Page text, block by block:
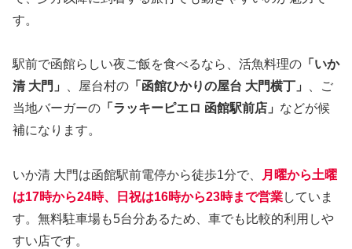
す。
駅前で函館らしい夜ご飯を食べるなら、活魚料理の 「いか
清 大門」
、屋台村の 「函館ひかりの屋台 大門横丁」
、ご
当地バーガーの 「ラッキーピエロ 函館駅前店」 などが候
補になります。
いか清 大門は函館駅前電停から徒歩1分で、
月曜から土曜
は17時から24時、日祝は16時から23時まで営業していま
す。無料駐車場も5台分あるため、車でも比較的利用しや
すい店です。